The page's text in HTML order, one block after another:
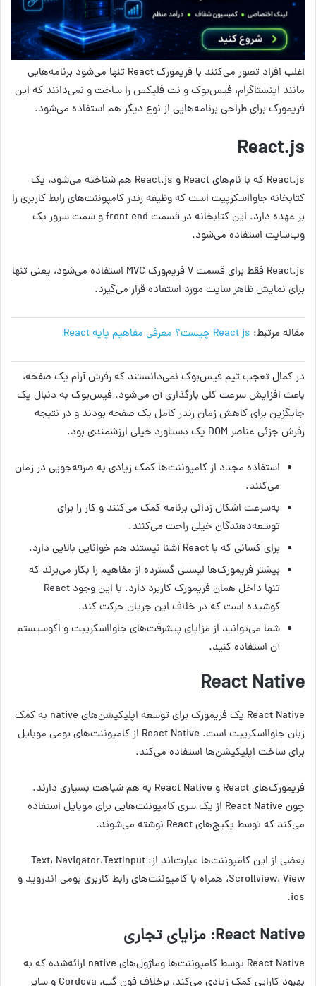
اغلب افراد تصور می‌کنند با فریمورک React تنها می‌شود برنامه‌هایی
مانند اینستاگرام، فیس‌بوک و نت فلیکس را ساخت و نمی‌دانند که این
فریمورک برای طراحی برنامه‌هایی از نوع دیگر هم استفاده می‌شود.
React.js
React.js که با نام‌های React و React.js هم شناخته می‌شود، یک
کتابخانه جاوااسکرپیت است که وظیفه رندر کامپوننت‌های رابط کاربری را
بر عهده دارد. این کتابخانه در قسمت front end و سمت سرور یک
وب‌سایت استفاده می‌شود.
React.js فقط برای قسمت V فریم‌ورک MVC استفاده می‌شود، یعنی تنها
برای نمایش ظاهر سایت مورد استفاده قرار می‌گیرد.
مقاله مرتبط: React js چیست؟ معرفی مفاهیم پایه React
در کمال تعجب تیم فیس‌بوک نمی‌دانستند که رفرش آرام یک صفحه،
باعث افزایش سرعت کلی بارگذاری آن می‌شود. فیس‌بوک به دنبال یک
جایگزین برای کاهش زمان رندر کامل یک صفحه بودند و در نتیجه
رفرش جزئی عناصر DOM یک دستاورد خیلی ارزشمندی بود.
استفاده مجدد از کامپوننت‌ها کمک زیادی به صرفه‌جویی در زمان
می‌کنند.
به‌سرعت اشکال زدائی برنامه کمک می‌کنند و کار را برای
توسعه‌دهندگان خیلی راحت می‌کنند.
برای کسانی که با React آشنا نیستند هم خوانایی بالایی دارد.
بیشتر فریمورک‌ها لیستی گسترده از مفاهیم را بکار می‌برند که
تنها داخل همان فریمورک کاربرد دارد. با این وجود React
کوشیده است که در خلاف این جریان حرکت کند.
شما می‌توانید از مزایای پیشرفت‌های جاوااسکریپت و اکوسیستم
آن استفاده کنید.
React Native
React Native یک فریمورک برای توسعه اپلیکیشن‌های native به کمک
زبان جاوااسکریپت است. React Native از کامپوننت‌های بومی موبایل
برای ساخت اپلیکیشن‌ها استفاده می‌کند.
فریمورک‌های React و React Native به هم شباهت بسیاری دارند.
چون React Native از یک سری کامپوننت‌هایی برای موبایل استفاده
می‌کند که توسط پکیج‌های React نوشته می‌شوند.
بعضی از این کامپوننت‌ها عبارت‌اند از: Text، Navigator،TextInput
،Scrollview، View همراه با کامپوننت‌های رابط کاربری بومی اندروید و
ios.
React Native: مزایای تجاری
React Native توسط کامپوننت‌ها وماژول‌های native ارائه‌شده که به